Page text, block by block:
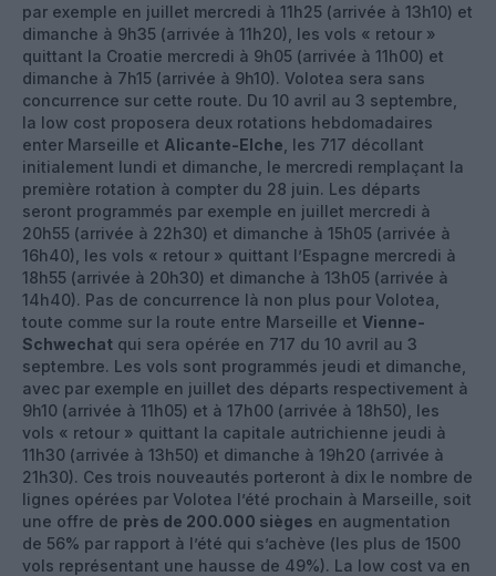
par exemple en juillet mercredi à 11h25 (arrivée à 13h10) et
dimanche à 9h35 (arrivée à 11h20), les vols « retour »
quittant la Croatie mercredi à 9h05 (arrivée à 11h00) et
dimanche à 7h15 (arrivée à 9h10). Volotea sera sans
concurrence sur cette route. Du 10 avril au 3 septembre,
la low cost proposera deux rotations hebdomadaires
enter Marseille et Alicante-Elche , les 717 décollant
initialement lundi et dimanche, le mercredi remplaçant la
première rotation à compter du 28 juin. Les départs
seront programmés par exemple en juillet mercredi à
20h55 (arrivée à 22h30) et dimanche à 15h05 (arrivée à
16h40), les vols « retour » quittant l’Espagne mercredi à
18h55 (arrivée à 20h30) et dimanche à 13h05 (arrivée à
14h40). Pas de concurrence là non plus pour Volotea,
toute comme sur la route entre Marseille et Vienne-
Schwechat qui sera opérée en 717 du 10 avril au 3
septembre. Les vols sont programmés jeudi et dimanche,
avec par exemple en juillet des départs respectivement à
9h10 (arrivée à 11h05) et à 17h00 (arrivée à 18h50), les
vols « retour » quittant la capitale autrichienne jeudi à
11h30 (arrivée à 13h50) et dimanche à 19h20 (arrivée à
21h30). Ces trois nouveautés porteront à dix le nombre de
lignes opérées par Volotea l’été prochain à Marseille, soit
une offre de près de 200.000 sièges en augmentation
de 56% par rapport à l’été qui s’achève (les plus de 1500
vols représentant une hausse de 49%). La low cost va en